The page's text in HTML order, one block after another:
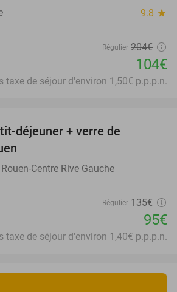
9.8 star
Régulier 204€
104€
taxe de séjour d'environ 1,50€ p.p.p.n.
déjeuner + verre de
Centre Rive Gauche
Régulier 135€
95€
taxe de séjour d'environ 1,40€ p.p.p.n.